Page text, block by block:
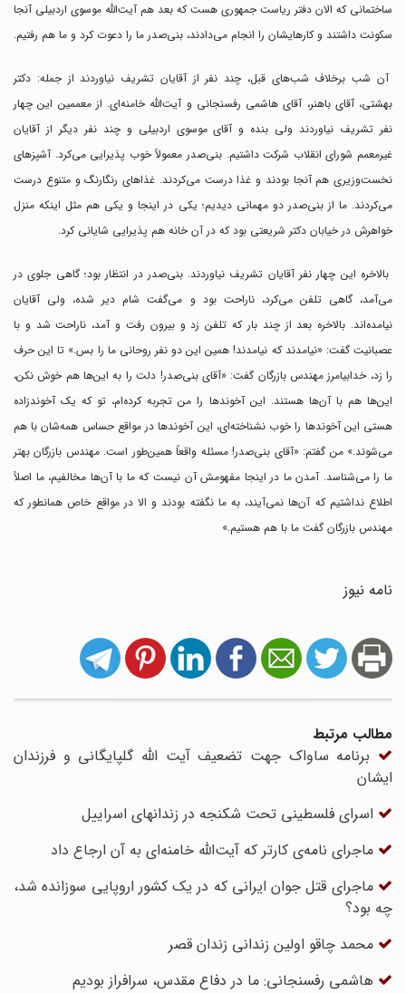
ساختمانی که الان دفتر ریاست جمهوری هست که بعد هم آیت‌الله موسوی اردبیلی آنجا
سکونت داشتند و کارهایشان را انجام می‌دادند، بنی‌صدر ما را دعوت کرد و ما هم رفتیم.
آن شب برخلاف شب‌های قبل، چند نفر از آقایان تشریف نیاوردند از جمله: دکتر
بهشتی، آقای باهنر، آقای هاشمی رفسنجانی و آیت‌الله خامنه‌ای. از معممین این چهار
نفر تشریف نیاوردند ولی بنده و آقای موسوی اردبیلی و چند نفر دیگر از آقایان
غیرمعمم شورای انقلاب شرکت داشتیم. بنی‌صدر معمولاً خوب پذیرایی می‌کرد. آشپزهای
نخست‌وزیری هم آنجا بودند و غذا درست می‌کردند. غذاهای رنگارنگ و متنوع درست
می‌کردند. ما از بنی‌صدر دو مهمانی دیدیم؛ یکی در اینجا و یکی هم مثل اینکه منزل
خواهرش در خیابان دکتر شریعتی بود که در آن خانه هم پذیرایی شایانی کرد.
بالاخره این چهار نفر آقایان تشریف نیاوردند. بنی‌صدر در انتظار بود؛ گاهی جلوی در
می‌آمد، گاهی تلفن می‌کرد، ‌ناراحت بود و می‌گفت شام دیر شده، ولی آقایان
نیامده‌اند. بالاخره بعد از چند بار که تلفن زد و بیرون رفت و آمد،‌ ناراحت شد و با
عصبانیت گفت: «‌نیامدند که نیامدند! همین این دو نفر روحانی ما را بس.» تا این حرف
را زد، خدابیامرز مهندس بازرگان گفت: «آقای بنی‌صدر! دلت را به این‌ها هم خوش نکن،
این‌ها هم با آن‌ها هستند. این آخوندها را من تجربه کرده‌ام، تو که یک آخوندزاده
هستی این آخوندها را خوب نشناخته‌ای، این آخوندها در مواقع حساس همه‌شان با هم
می‌شوند.» من گفتم: «آقای بنی‌صدر! مسئله واقعاً همین‌طور است. مهندس بازرگان بهتر
ما را می‌شناسد. آمدن ما در اینجا مفهومش آن نیست که ما با آن‌ها مخالفیم، ما اصلاً
اطلاع نداشتیم که آن‌ها نمی‌آیند،‌ به ما نگفته بودند و الا در مواقع خاص همانطور که
مهندس بازرگان گفت ما با هم هستیم.»
نامه نیوز
مطالب مرتبط
برنامه ساواک جهت تضعیف آیت الله گلپایگانی و فرزندان
ایشان
اسرای فلسطینی تحت شکنجه در زندانهای اسراییل
ماجرای نامه‌ی کارتر که آیت‌الله خامنه‌ای به آن ارجاع داد
ماجرای قتل جوان ایرانی که در یک کشور اروپایی سوزانده شد،
چه بود؟
محمد چاقو اولین زندانی زندان قصر
هاشمی رفسنجانی: ما در دفاع مقدس، سرافراز بودیم